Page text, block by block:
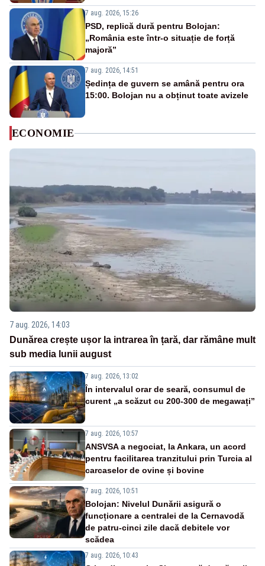
7 aug. 2026, 15:26
PSD, replică dură pentru Bolojan:
„România este într-o situație de forță
majoră”
7 aug. 2026, 14:51
Ședința de guvern se amână pentru ora
15:00. Bolojan nu a obținut toate avizele
ECONOMIE
7 aug. 2026, 14:03
Dunărea crește ușor la intrarea în țară, dar rămâne mult
sub media lunii august
7 aug. 2026, 13:02
În intervalul orar de seară, consumul de
curent „a scăzut cu 200-300 de megawați”
7 aug. 2026, 10:57
ANSVSA a negociat, la Ankara, un acord
pentru facilitarea tranzitului prin Turcia al
carcaselor de ovine și bovine
7 aug. 2026, 10:51
Bolojan: Nivelul Dunării asigură o
funcționare a centralei de la Cernavodă
de patru-cinci zile dacă debitele vor
scădea
7 aug. 2026, 10:43